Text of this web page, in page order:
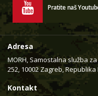
Pratite naš
Adresa
MORH, Samostalna služba
252, 10002 Zagreb,
Kontakt